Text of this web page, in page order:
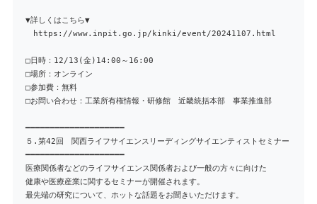
▼詳しくはこちら▼
https://www.inpit.go.jp/kinki/event/20241107.html
□日時：12/13(金)14:00～16:00
□場所：オンライン
□参加費：無料
□お問い合わせ：工業所有権情報・研修館 近畿統括本部 事業推進部
━━━━━━━━━━━━━━━━━━━━
５.第42回 関西ライフサイエンスリーディングサイエンティストセミナー
━━━━━━━━━━━━━━━━━━━━
医療関係者などのライフサイエンス関係者および一般の方々に向けた
健康や医療産業に関するセミナーが開催されます。
最先端の研究について、ホットな話題をお聞きいただけます。